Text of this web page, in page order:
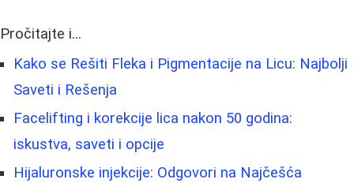
Pročitajte i...
Kako se Rešiti Fleka i Pigmentacije na Licu: Najbolji
Saveti i Rešenja
Facelifting i korekcije lica nakon 50 godina:
iskustva, saveti i opcije
Hijaluronske injekcije: Odgovori na Najčešća